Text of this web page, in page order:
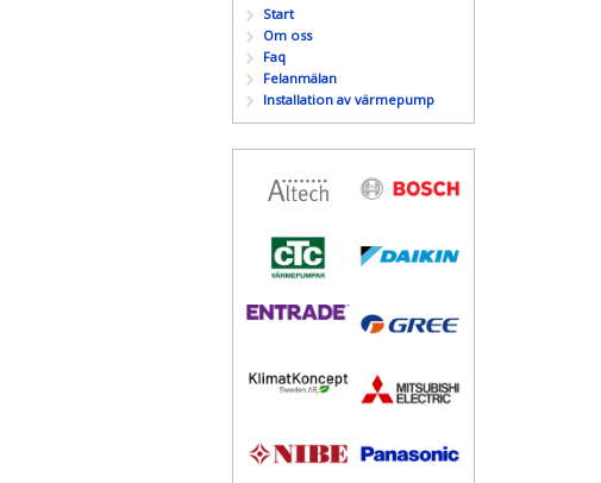
Start
Om oss
Faq
Felanmälan
Installation av värmepump